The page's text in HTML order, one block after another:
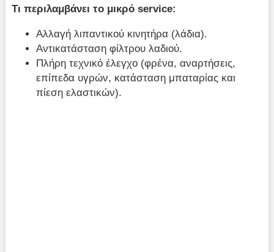
Τι περιλαμβάνει το μικρό service:
Αλλαγή λιπαντικού κινητήρα (λάδια).
Αντικατάσταση φίλτρου λαδιού.
Πλήρη τεχνικό έλεγχο (φρένα, αναρτήσεις,
επίπεδα υγρών, κατάσταση μπαταρίας και
πίεση ελαστικών).